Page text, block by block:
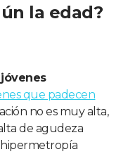
la edad?
que padecen
no es muy alta,
de agudeza